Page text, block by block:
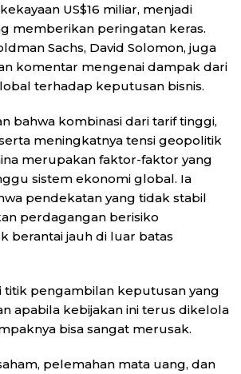
US$16 miliar, menjadi
memberikan peringatan keras.
Sachs, David Solomon, juga
komentar mengenai dampak dari
terhadap keputusan bisnis.
bahwa kombinasi dari tarif tinggi,
meningkatnya tensi geopolitik
merupakan faktor-faktor yang
sistem ekonomi global. Ia
pendekatan yang tidak stabil
perdagangan berisiko
berantai jauh di luar batas
titik pengambilan keputusan yang
apabila kebijakan ini terus dikelola
bisa sangat merusak.
pelemahan mata uang, dan